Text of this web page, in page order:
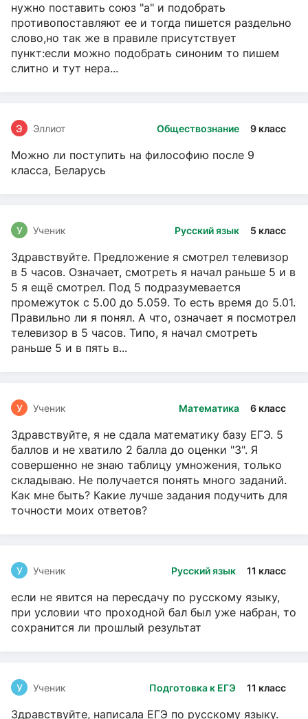
нужно поставить союз "а" и подобрать
противопоставляют ее и тогда пишется раздельно
слово,но так же в правиле присутствует
пункт:если можно подобрать синоним то пишем
слитно и тут нера...
Обществознание 9 класс
Э Эллиот
Можно ли поступить на философию после 9
класса, Беларусь
Русский язык 5 класс
У Ученик
Здравствуйте. Предложение я смотрел телевизор
в 5 часов. Означает, смотреть я начал раньше 5 и в
5 я ещё смотрел. Под 5 подразумевается
промежуток с 5.00 до 5.059. То есть время до 5.01.
Правильно ли я понял. А что, означает я посмотрел
телевизор в 5 часов. Типо, я начал смотреть
раньше 5 и в пять в...
Математика 6 класс
У Ученик
Здравствуйте, я не сдала математику базу ЕГЭ. 5
баллов и не хватило 2 балла до оценки "3". Я
совершенно не знаю таблицу умножения, только
складываю. Не получается понять много заданий.
Как мне быть? Какие лучше задания подучить для
точности моих ответов?
Русский язык 11 класс
У Ученик
если не явится на пересдачу по русскому языку,
при условии что проходной бал был уже набран, то
сохранится ли прошлый результат
Подготовка к ЕГЭ 11 класс
У Ученик
Здравствуйте, написала ЕГЭ по русскому языку.